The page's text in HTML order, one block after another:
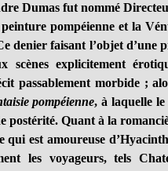
Dumas fut nommé
pompéienne et la
denier faisant l’objet d’une
scènes explicitement
passablement morbide ;
pompéienne, à laquelle
postérité. Quant à la
qui est amoureuse
les voyageurs, tels